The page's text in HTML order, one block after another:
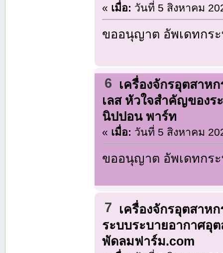
« เมื่อ: วันที่ 5 สิงหาคม
ขออนุญาต อัพเดทกร
6
เครื่องจักรอุตสาห
เลส หัวใจสำคัญของร
นิปปอน พาร์ท
« เมื่อ: วันที่ 5 สิงหาคม
ขออนุญาต อัพเดทกร
7
เครื่องจักรอุตสาห
ระบบระบายอากาศอุ
พัดลมฟาร์ม.com